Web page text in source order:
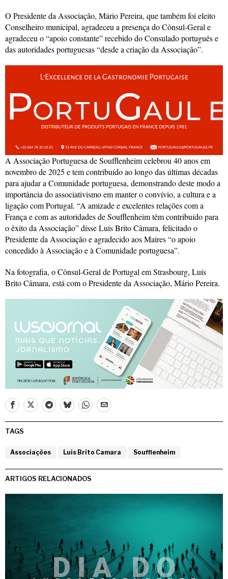
O Presidente da Associação, Mário Pereira, que também foi eleito
Conselheiro municipal, agradeceu a presença do Cônsul-Geral e
agradeceu o “apoio constante” recebido do Consulado português e
das autoridades portuguesas “desde a criação da Associação”.
A Associação Portuguesa de Soufflenheim celebrou 40 anos em
novembro de 2025 e tem contribuído ao longo das últimas décadas
para ajudar a Comunidade portuguesa, demonstrando deste modo a
importância do associativismo em manter o convívio, a cultura e a
ligação com Portugal. “A amizade e excelentes relações com a
França e com as autoridades de Soufflenheim têm contribuído para
o êxito da Associação” disse Luís Brito Câmara, felicitado o
Presidente da Associação e agradecido aos Maires “o apoio
concedido à Associação e à Comunidade portuguesa”.
Na fotografia, o Cônsul-Geral de Portugal em Strasbourg, Luís
Brito Câmara, está com o Presidente da Associação, Mário Pereira.
TAGS
Associações Luis Brito Camara Soufflenheim
ARTIGOS RELACIONADOS